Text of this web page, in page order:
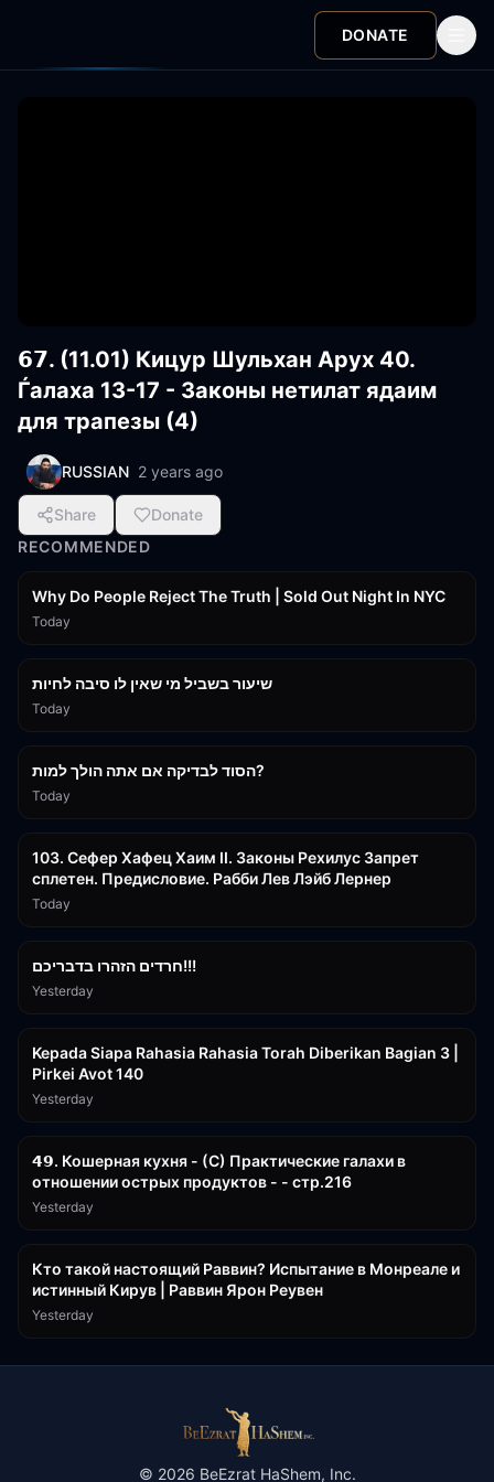
DONATE
𝟲𝟳. (11.01) Кицур Шульхан Арух 40.
Ѓалаха 13-17 - Законы нетилат ядаим
для трапезы (4)
RUSSIAN 2 years ago
Share
Donate
RECOMMENDED
Why Do People Reject The Truth | Sold Out Night In NYC
Today
שיעור בשביל מי שאין לו סיבה לחיות
Today
הסוד לבדיקה אם אתה הולך למות?
Today
103. Сефер Хафец Хаим II. Законы Рехилус Запрет
сплетен. Предисловие. Рабби Лев Лэйб Лернер
Today
חרדים הזהרו בדבריכם!!!
Yesterday
Kepada Siapa Rahasia Rahasia Torah Diberikan Bagian 3 |
Pirkei Avot 140
Yesterday
𝟰𝟵. Кошерная кухня - (С) Практические галахи в
отношении острых продуктов - - стр.216
Yesterday
Кто такой настоящий Раввин? Испытание в Монреале и
истинный Кирув | Раввин Ярон Реувен
Yesterday
© 2026 BeEzrat HaShem, Inc.